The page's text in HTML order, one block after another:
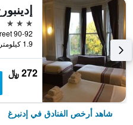
3 نجوم
1.9 كيلومتر عن وسط المدينة
272 ﷼
شاهد أرخص الفنادق في إدنبرغ